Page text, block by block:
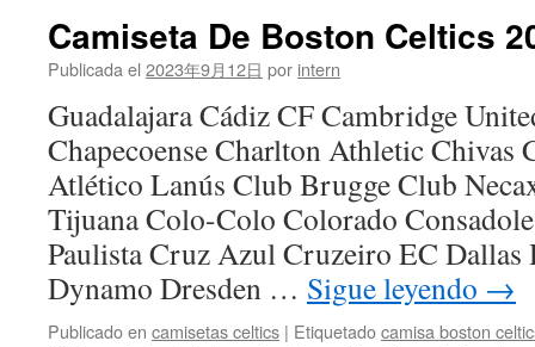
Camiseta De Boston Celtics
Publicada el 2023年9月12日 por intern
Guadalajara Cádiz CF Cambridge
Chapecoense Charlton Athletic Chivas
Atlético Lanús Club Brugge Club
Tijuana Colo-Colo Colorado
Paulista Cruz Azul Cruzeiro EC
Dynamo Dresden … Sigue leyendo →
Publicado en camisetas celtics | Etiquetadocamisa boston